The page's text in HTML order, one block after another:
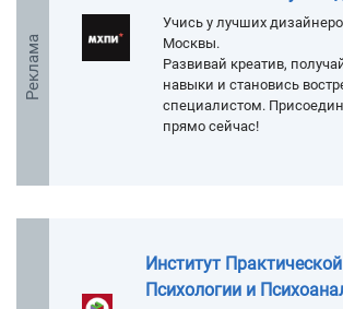
Реклама
Учись у лучших
Москвы.
Развивай креатив,
навыки и становись
специалистом.
прямо сейчас!
Институт Практической
Психологии и